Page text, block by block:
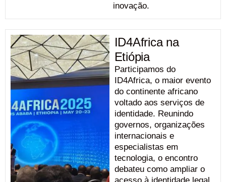
inovação.
ID4Africa na
Etiópia
Participamos do
ID4Africa, o maior evento
do continente africano
voltado aos serviços de
identidade. Reunindo
governos, organizações
internacionais e
especialistas em
tecnologia, o encontro
debateu como ampliar o